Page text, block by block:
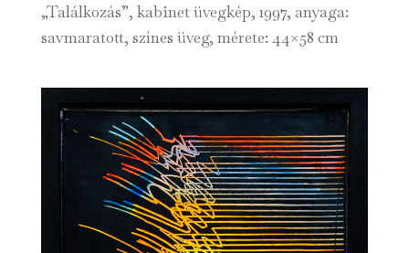
„Találkozás”, kabinet üvegkép, 1997, anyaga:
savmaratott, színes üveg, mérete: 44×58 cm